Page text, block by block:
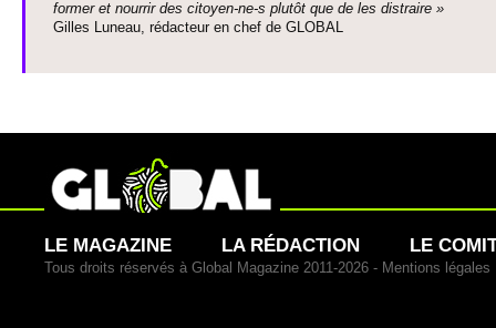
former et nourrir des ci­to­yen-ne-s plutôt que de les dis­traire »
Gi­lles Luneau, rédacteur en chef de GLOBAL
LE MAGAZINE LA RÉDACTION LE
Tous droits réservés à Global Magazine 2011-2026 - Mentions légales